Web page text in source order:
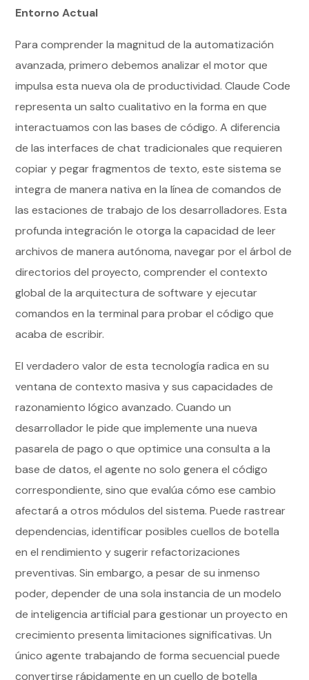
Entorno Actual
Para comprender la magnitud de la automatización
avanzada, primero debemos analizar el motor que
impulsa esta nueva ola de productividad. Claude Code
representa un salto cualitativo en la forma en que
interactuamos con las bases de código. A diferencia
de las interfaces de chat tradicionales que requieren
copiar y pegar fragmentos de texto, este sistema se
integra de manera nativa en la línea de comandos de
las estaciones de trabajo de los desarrolladores. Esta
profunda integración le otorga la capacidad de leer
archivos de manera autónoma, navegar por el árbol de
directorios del proyecto, comprender el contexto
global de la arquitectura de software y ejecutar
comandos en la terminal para probar el código que
acaba de escribir.
El verdadero valor de esta tecnología radica en su
ventana de contexto masiva y sus capacidades de
razonamiento lógico avanzado. Cuando un
desarrollador le pide que implemente una nueva
pasarela de pago o que optimice una consulta a la
base de datos, el agente no solo genera el código
correspondiente, sino que evalúa cómo ese cambio
afectará a otros módulos del sistema. Puede rastrear
dependencias, identificar posibles cuellos de botella
en el rendimiento y sugerir refactorizaciones
preventivas. Sin embargo, a pesar de su inmenso
poder, depender de una sola instancia de un modelo
de inteligencia artificial para gestionar un proyecto en
crecimiento presenta limitaciones significativas. Un
único agente trabajando de forma secuencial puede
convertirse rápidamente en un cuello de botella